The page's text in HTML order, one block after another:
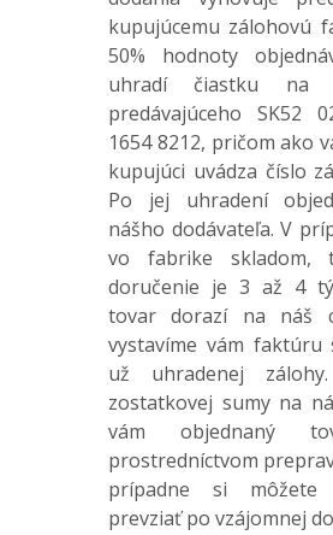
kupujúcemu zálohovú
50% hodnoty
uhradí čiastku na
predávajúceho SK52
1654 8212, pričom ako
kupujúci uvádza číslo
Po jej uhradení
nášho dodávateľa. V
vo fabrike skladom,
doručenie je 3 až 4
tovar dorazí na náš
vystavíme vám faktúru
už uhradenej
zostatkovej sumy na
vám objednaný
prostredníctvom
prípadne si môžete
prevziať po vzájomnej